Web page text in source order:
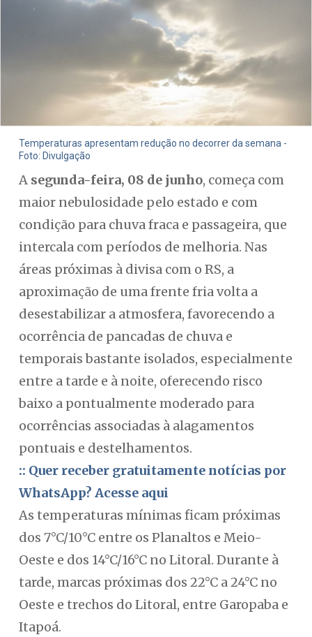
Temperaturas apresentam redução no decorrer da semana -
Foto: Divulgação
A segunda-feira, 08 de junho, começa com
maior nebulosidade pelo estado e com
condição para chuva fraca e passageira, que
intercala com períodos de melhoria. Nas
áreas próximas à divisa com o RS, a
aproximação de uma frente fria volta a
desestabilizar a atmosfera, favorecendo a
ocorrência de pancadas de chuva e
temporais bastante isolados, especialmente
entre a tarde e à noite, oferecendo risco
baixo a pontualmente moderado para
ocorrências associadas à alagamentos
pontuais e destelhamentos.
:: Quer receber gratuitamente notícias por
WhatsApp? Acesse aqui
As temperaturas mínimas ficam próximas
dos 7°C/10°C entre os Planaltos e Meio-
Oeste e dos 14°C/16°C no Litoral. Durante à
tarde, marcas próximas dos 22°C a 24°C no
Oeste e trechos do Litoral, entre Garopaba e
Itapoá.